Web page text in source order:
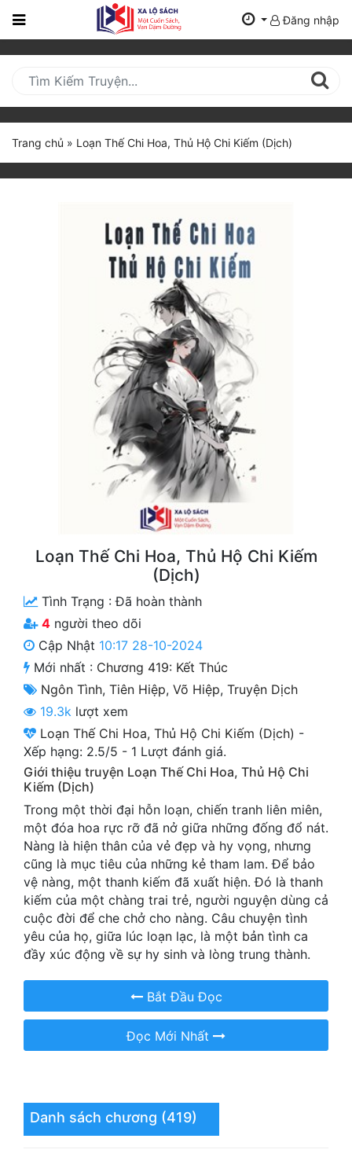
Trang
Mới
Cập
Nhật
(current)
Xa Lộ Dịch
Cung Đấu
Cạnh Kỹ
Cổ Tiên Hiệp
Cổ Đại
Du Hí
Dã Sử
Dị Giới
Dị Năng
Gia Đấu
Góc Nhìn Nam
Góc Nhìn Nữ
Học Đường
Đăng nhập
Trang chủ » Loạn Thế Chi Hoa, Thủ Hộ Chi Kiếm (Dịch)
Loạn Thế Chi Hoa, Thủ Hộ Chi Kiếm
(Dịch)
Tình Trạng :Đã hoàn thành
4 người theo dõi
Cập Nhật 10:17 28-10-2024
Mới nhất : Chương 419: Kết Thúc
Ngôn Tình, Tiên Hiệp, Võ Hiệp, Truyện Dịch
19.3k lượt xem
Loạn Thế Chi Hoa, Thủ Hộ Chi Kiếm (Dịch) -
Xếp hạng: 2.5/5 - 1 Lượt đánh giá.
Giới thiệu truyện Loạn Thế Chi Hoa, Thủ Hộ Chi
Kiếm (Dịch)
Trong một thời đại hỗn loạn, chiến tranh liên miên,
một đóa hoa rực rỡ đã nở giữa những đống đổ nát.
Nàng là hiện thân của vẻ đẹp và hy vọng, nhưng
cũng là mục tiêu của những kẻ tham lam. Để bảo
vệ nàng, một thanh kiếm đã xuất hiện. Đó là thanh
kiếm của một chàng trai trẻ, người nguyện dùng cả
cuộc đời để che chở cho nàng. Câu chuyện tình
yêu của họ, giữa lúc loạn lạc, là một bản tình ca
đầy xúc động về sự hy sinh và lòng trung thành.
Bắt Đầu Đọc
Đọc Mới Nhất
Danh sách chương (419)